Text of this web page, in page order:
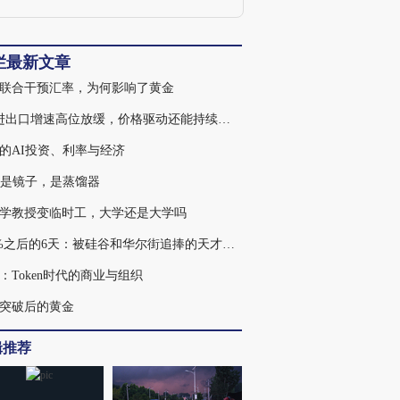
最新文章
合干预汇率，为何影响了黄金
7月进出口增速高位放缓，价格驱动还能持续多久
AI投资、利率与经济
镜子，是蒸馏器
教授变临时工，大学还是大学吗
439%之后的6天：被硅谷和华尔街追捧的天才，为何走入杠杆误区
Token时代的商业与组织
破后的黄金
荐